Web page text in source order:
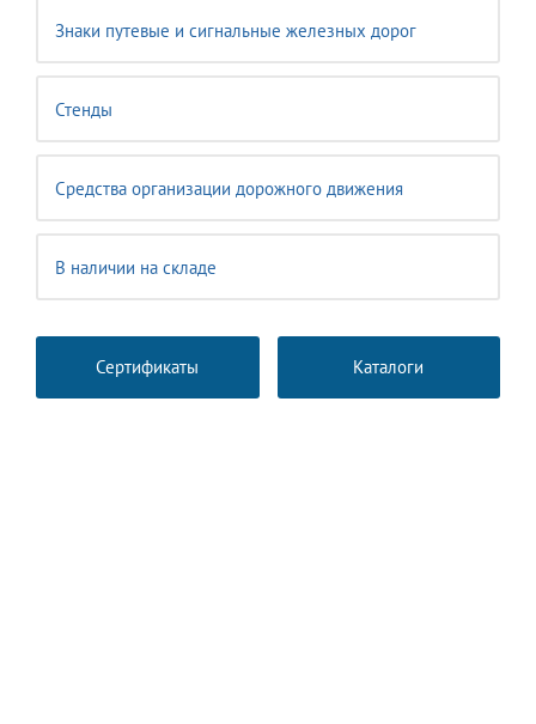
Знаки путевые и сигнальные железных дорог
Стенды
Средства организации дорожного движения
В наличии на складе
Сертификаты Каталоги